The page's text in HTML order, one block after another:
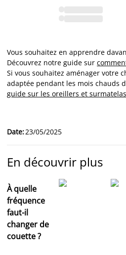
Vous souhaitez en apprendre
Découvrez notre guide sur
Si vous souhaitez aménager votre
adaptée pendant les mois chauds
guide sur les oreillers et
Date:23/05/2025
En découvrir plus
À quelle
fréquence
faut-il
changer de
couette ?